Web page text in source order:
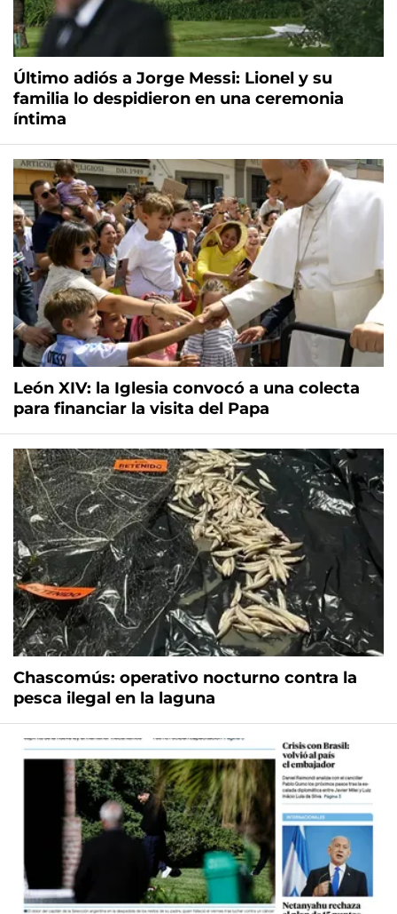
Último adiós a Jorge Messi: Lionel y su
familia lo despidieron en una ceremonia
íntima
León XIV: la Iglesia convocó a una colecta
para financiar la visita del Papa
Chascomús: operativo nocturno contra la
pesca ilegal en la laguna